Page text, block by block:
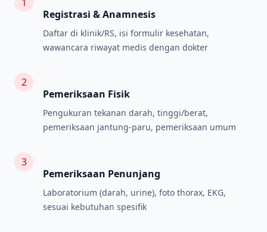
Registrasi & Anamnesis
Daftar di klinik/RS, isi formulir kesehatan,
wawancara riwayat medis dengan dokter
2
Pemeriksaan Fisik
Pengukuran tekanan darah, tinggi/berat,
pemeriksaan jantung-paru, pemeriksaan umum
3
Pemeriksaan Penunjang
Laboratorium (darah, urine), foto thorax, EKG,
sesuai kebutuhan spesifik